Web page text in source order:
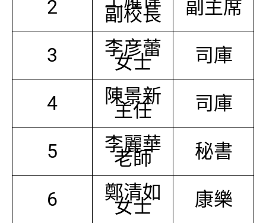
2 副校長 副主席
3 李彦蕾
女士 司庫
4 陳景新
主任 司庫
5 李麗華
老師 秘書
6 鄭清如
女士 康樂